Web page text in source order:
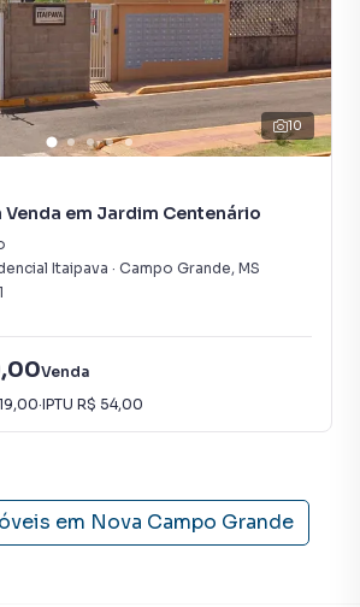
específicas para Campo Grande, o
o número de contatos interessados e
uma maior chance de vender ou
rápido. Contamos também com um
corretores treinados e uma
10
em Jardim Centenário
Itaipava · Campo Grande, MS
Venda
·IPTU R$ 54,00
em Nova Campo Grande